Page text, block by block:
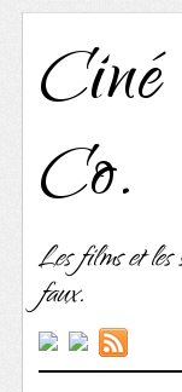
Co.
Les films et
faux.